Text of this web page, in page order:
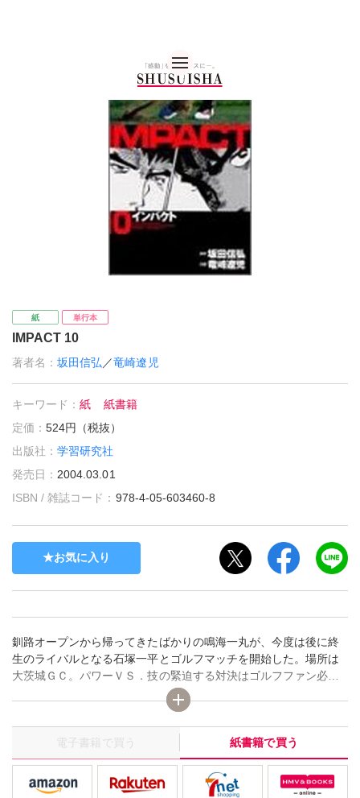
紙 単行本
IMPACT 10
著者名：坂田信弘 ／竜崎遼児
キーワード：紙
紙書籍
定価：524円（税抜）
出版社：学習研究社
発売日： 2004.03.01
ISBN / 雑誌コード： 978-4-05-603460-8
お気に入り
釧路オープンから帰ってきたばかりの鳴海一丸が、今度は後に終
生のライバルとなる石塚一平とゴルフマッチを開始した。場所は
大茨城ＧＣ。パワーＶＳ．技の緊迫する対決はゴルフファン必
見。スーパーショットがフェアウエーに、グリーンにさく裂す
電子書籍で買う 紙書籍で買う